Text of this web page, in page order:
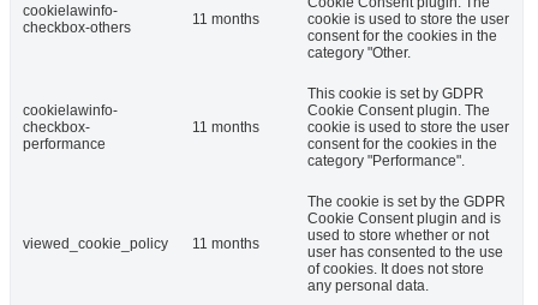
cookielawinfo-
checkbox-others
11 months
cookie is used to store the user
consent for the cookies in the
category "Other.
cookielawinfo-
checkbox-
performance
11 months
This cookie is set by GDPR
Cookie Consent plugin. The
cookie is used to store the user
consent for the cookies in the
category "Performance".
viewed_cookie_policy 11 months
The cookie is set by the GDPR
Cookie Consent plugin and is
used to store whether or not
user has consented to the use
of cookies. It does not store
any personal data.